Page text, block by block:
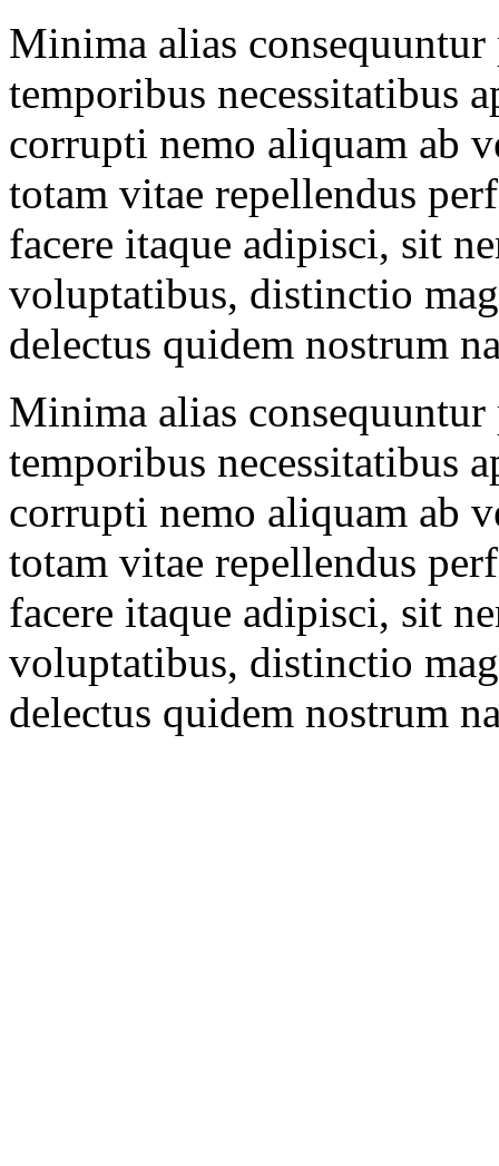
Minima alias
temporibus necessitatibus
corrupti nemo aliquam ab
totam vitae repellendus
facere itaque adipisci, sit
voluptatibus, distinctio
delectus quidem nostrum
Minima alias
temporibus necessitatibus
corrupti nemo aliquam ab
totam vitae repellendus
facere itaque adipisci, sit
voluptatibus, distinctio
delectus quidem nostrum